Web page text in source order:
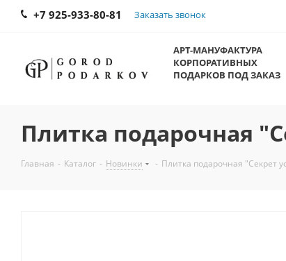
+7 925-933-80-81 Заказать звонок
АРТ-МАНУФАКТУРА
КОРПОРАТИВНЫХ
ПОДАРКОВ ПОД ЗАКАЗ
Плитка подарочная
Главная - Каталог - Новинки - Плитка подарочная "Секрет